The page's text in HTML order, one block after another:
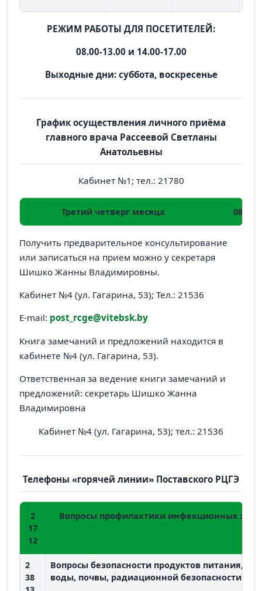
РЕЖИМ РАБОТЫ ДЛЯ ПОСЕТИТЕЛЕЙ:
08.00-13.00 и 14.00-17.00
Выходные дни: суббота, воскресенье
График осуществления личного приёма
главного врача Рассеевой Светланы
Анатольевны
Кабинет №1; тел.: 21780
Третий четверг месяца 08-00
Получить предварительное консультирование
или записаться на прием можно у секретаря
Шишко Жанны Владимировны.
Кабинет №4 (ул. Гагарина, 53); Тел.: 21536
E-mail: post_rcge@vitebsk.by
Книга замечаний и предложений находится в
кабинете №4 (ул. Гагарина, 53).
Ответственная за ведение книги замечаний и
предложений: секретарь Шишко Жанна
Владимировна
Кабинет №4 (ул. Гагарина, 53); тел.: 21536
Телефоны «горячей линии» Поставского РЦГЭ
2
17
12
Вопросы профилактики инфекционных
2
38
Вопросы безопасности продуктов питания,
воды, почвы, радиационной безопасности